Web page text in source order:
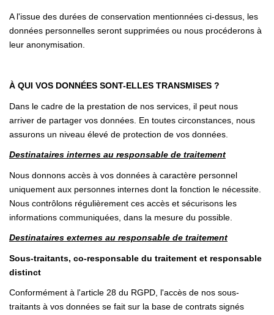
A l'issue des durées de conservation mentionnées ci-dessus, les
données personnelles seront supprimées ou nous procéderons à
leur anonymisation.
À QUI VOS DONNÉES SONT-ELLES TRANSMISES ?
Dans le cadre de la prestation de nos services, il peut nous
arriver de partager vos données. En toutes circonstances, nous
assurons un niveau élevé de protection de vos données.
Destinataires internes au responsable de traitement
Nous donnons accès à vos données à caractère personnel
uniquement aux personnes internes dont la fonction le nécessite.
Nous contrôlons régulièrement ces accès et sécurisons les
informations communiquées, dans la mesure du possible.
Destinataires externes au responsable de traitement
Sous-traitants, co-responsable du traitement et responsable
distinct
Conformément à l'article 28 du RGPD, l'accès de nos sous-
traitants à vos données se fait sur la base de contrats signés